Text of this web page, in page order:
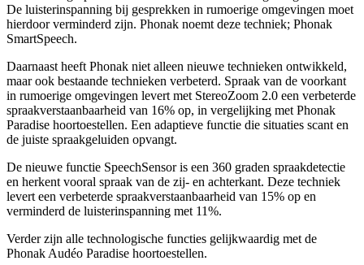
De luisterinspanning bij gesprekken in rumoerige omgevingen moet
hierdoor verminderd zijn. Phonak noemt deze techniek; Phonak
SmartSpeech.
Daarnaast heeft Phonak niet alleen nieuwe technieken ontwikkeld,
maar ook bestaande technieken verbeterd. Spraak van de voorkant
in rumoerige omgevingen levert met StereoZoom 2.0 een verbeterde
spraakverstaanbaarheid van 16% op, in vergelijking met Phonak
Paradise hoortoestellen. Een adaptieve functie die situaties scant en
de juiste spraakgeluiden opvangt.
De nieuwe functie SpeechSensor is een 360 graden spraakdetectie
en herkent vooral spraak van de zij- en achterkant. Deze techniek
levert een verbeterde spraakverstaanbaarheid van 15% op en
verminderd de luisterinspanning met 11%.
Verder zijn alle technologische functies gelijkwaardig met de
Phonak Audéo Paradise hoortoestellen.